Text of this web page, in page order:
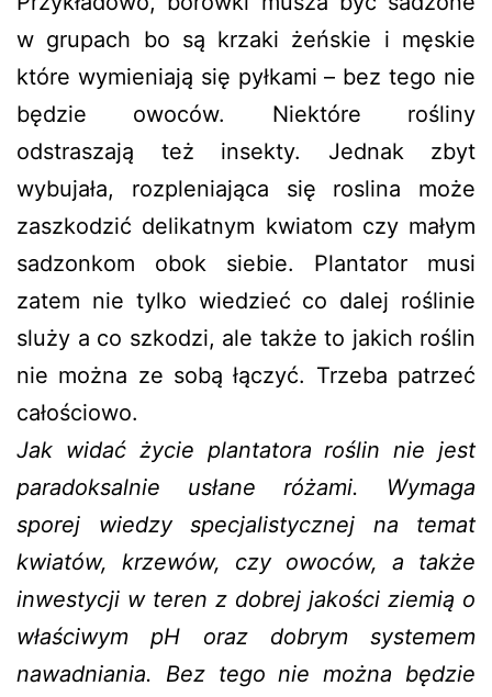
w grupach bo są krzaki żeńskie i męskie
które wymieniają się pyłkami – bez tego nie
będzie owoców. Niektóre rośliny
odstraszają też insekty. Jednak zbyt
wybujała, rozpleniająca się roslina może
zaszkodzić delikatnym kwiatom czy małym
sadzonkom obok siebie. Plantator musi
zatem nie tylko wiedzieć co dalej roślinie
sluży a co szkodzi, ale także to jakich roślin
nie można ze sobą łączyć. Trzeba patrzeć
całościowo.
Jak widać życie plantatora roślin nie jest
paradoksalnie usłane różami. Wymaga
sporej wiedzy specjalistycznej na temat
kwiatów, krzewów, czy owoców, a także
inwestycji w teren z dobrej jakości ziemią o
właściwym pH oraz dobrym systemem
nawadniania. Bez tego nie można będzie